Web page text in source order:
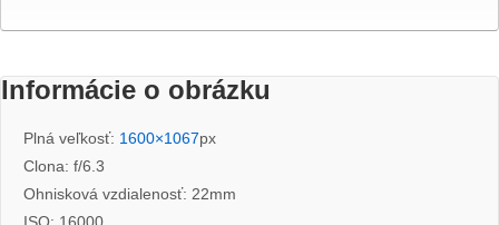
Informácie o obrázku
Plná veľkosť: 1600×1067px
Clona: f/6.3
Ohnisková vzdialenosť: 22mm